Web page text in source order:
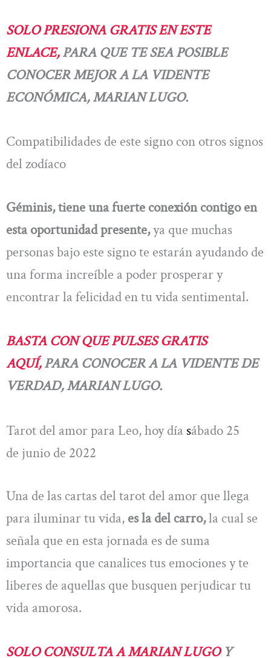
SOLO PRESIONA GRATIS EN ESTE
ENLACE,PARA QUE TE SEA POSIBLE
CONOCER MEJOR A LA VIDENTE
ECONÓMICA, MARIAN LUGO.
Compatibilidades de este signo con otros signos
del zodíaco
Géminis, tiene una fuerte conexión contigo en
esta oportunidad presente,ya que muchas
personas bajo este signo te estarán ayudando de
una forma increíble a poder prosperar y
encontrar la felicidad en tu vida sentimental.
BASTA CON QUE PULSES GRATIS
AQUÍ,PARA CONOCER A LA VIDENTE DE
VERDAD, MARIAN LUGO.
Tarot del amor para Leo, hoy día sábado 25
de junio de 2022
Una de las cartas del tarot del amor que llega
para iluminar tu vida, es la del carro,la cual se
señala que en esta jornada es de suma
importancia que canalices tus emociones y te
liberes de aquellas que busquen perjudicar tu
vida amorosa.
SOLO CONSULTA A MARIAN LUGOY